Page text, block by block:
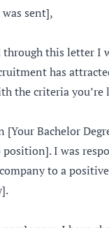
sent],
through this letter
has
the criteria you’re
[Your Bachelor
I was
to a